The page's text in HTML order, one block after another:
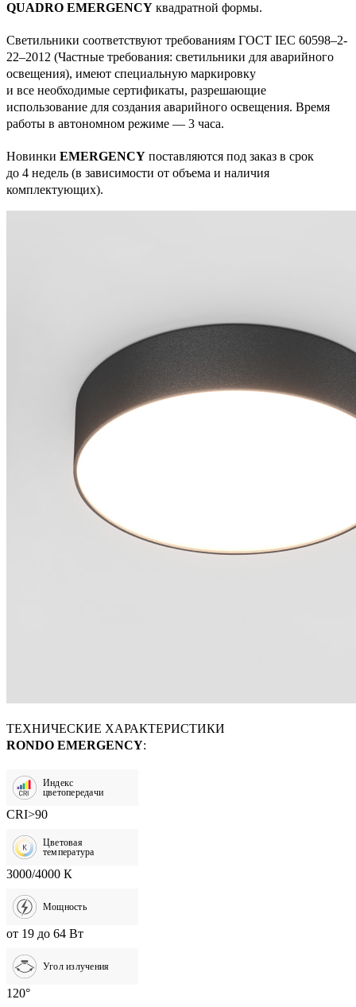
QUADRO EMERGENCY квадратной формы.
Светильники соответствуют требованиям ГОСТ IEC 60598–2-
22–2012 (Частные требования: светильники для аварийного
освещения), имеют специальную маркировку
и все необходимые сертификаты, разрешающие
использование для создания аварийного освещения. Время
работы в автономном режиме — 3 часа.
Новинки EMERGENCY поставляются под заказ в срок
до 4 недель (в зависимости от объема и наличия
комплектующих).
ТЕХНИЧЕСКИЕ ХАРАКТЕРИСТИКИ
RONDO EMERGENCY:
Индекс
цветопередачи
CRI>90
Цветовая
температура
3000/4000 К
Мощность
от 19 до 64 Вт
Угол излучения
120°